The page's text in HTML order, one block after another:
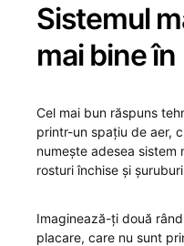
Sistemul
mai bine
Cel mai bun răspuns
printr-un spațiu de aer,
numește adesea sistem
rosturi închise și
Imaginează-ți două
placare, care nu sunt